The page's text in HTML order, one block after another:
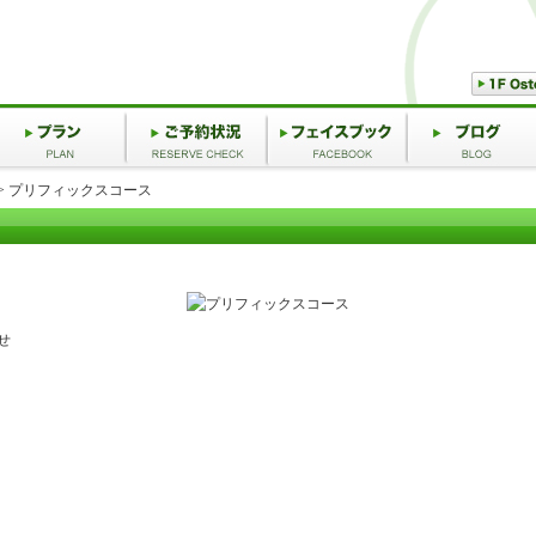
プリフィックスコース